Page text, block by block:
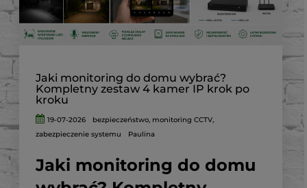
Jaki monitoring do domu wybrać?
Kompletny zestaw 4 kamer IP krok po
kroku
19-07-2026 bezpieczeństwo, monitoring CCTV,
zabezpieczenie systemu
Paulina
Jaki monitoring do domu